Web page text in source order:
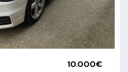
10.000€